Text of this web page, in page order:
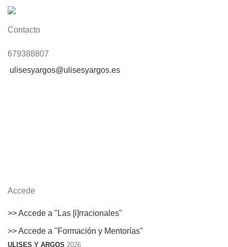
Contacto
679388807
ulisesyargos@ulisesyargos.es
Accede
>> Accede a "Las [i]rracionales"
>> Accede a "Formación y Mentorías"
ULISES Y ARGOS 2026